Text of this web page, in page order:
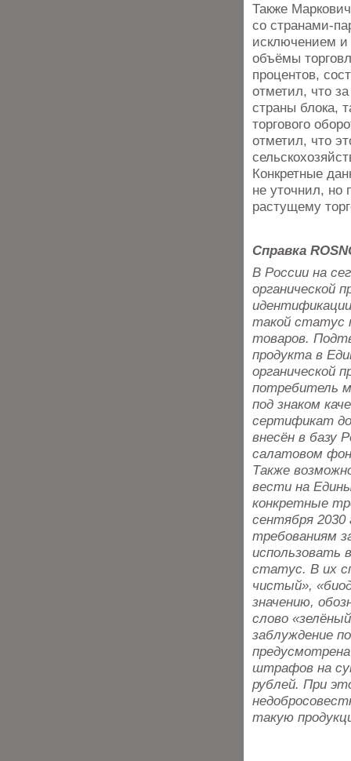
Также
со странами-
исключением
объёмы
процентов,
отметил, что
страны блока,
торгового
отметил, что
Конкретные
не уточнил, но
растущему
Справка
В России на
органической
такой статус
товаров.
продукта в
органической
потребитель
под знаком
сертификат
внесён в базу
салатовом
Также
вести на
конкретные
сентября
требованиям
использовать
статус. В их
чистый»,
значению,
слово
заблуждение
штрафов на
рублей. При
такую